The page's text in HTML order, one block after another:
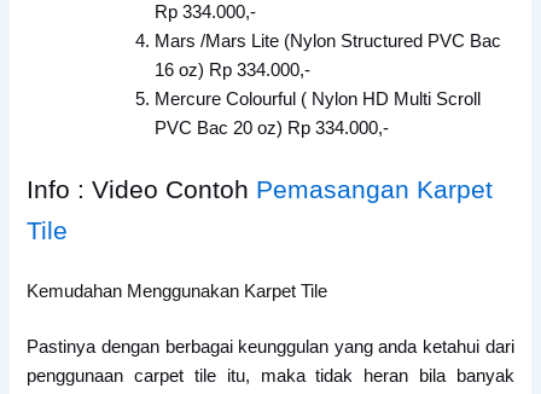
Rp 334.000,-
Mars /Mars Lite (Nylon Structured PVC Bac
16 oz) Rp 334.000,-
Mercure Colourful ( Nylon HD Multi Scroll
PVC Bac 20 oz) Rp 334.000,-
Info : Video Contoh Pemasangan Karpet
Tile
Kemudahan Menggunakan Karpet Tile
Pastinya dengan berbagai keunggulan yang anda ketahui dari
penggunaan carpet tile itu, maka tidak heran bila banyak